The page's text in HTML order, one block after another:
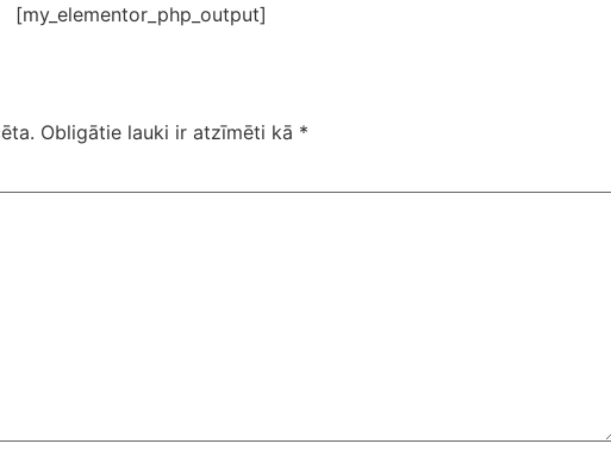
[my_elementor_php_output]
Obligātie lauki ir atzīmēti kā *